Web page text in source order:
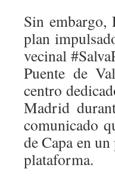
Sin embargo,
plan
vecinal
Puente de
centro
Madrid
comunicado
de Capa en
plataforma.